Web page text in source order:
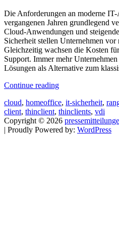
Die Anforderungen an moderne
vergangenen Jahren grundlegend
Cloud-Anwendungen und
Sicherheit stellen Unternehmen vor
Gleichzeitig wachsen die Kosten
Support. Immer mehr
Lösungen als Alternative zum
Continue reading
cloud, homeoffice, it-sicherheit,
client, thinclient, thinclients, vdi
Copyright © 2026
| Proudly Powered by: WordPress